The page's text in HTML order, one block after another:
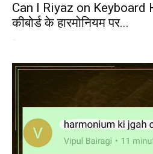
Can I Riyaz on Keyboard
कीबोर्ड के हारमोनियम पर...
-